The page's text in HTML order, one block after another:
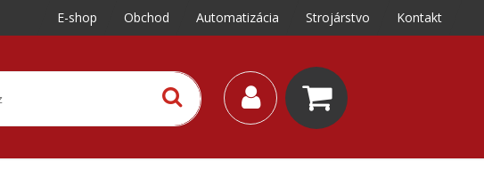
E-shop Obchod Automatizácia Strojárstvo Kontakt